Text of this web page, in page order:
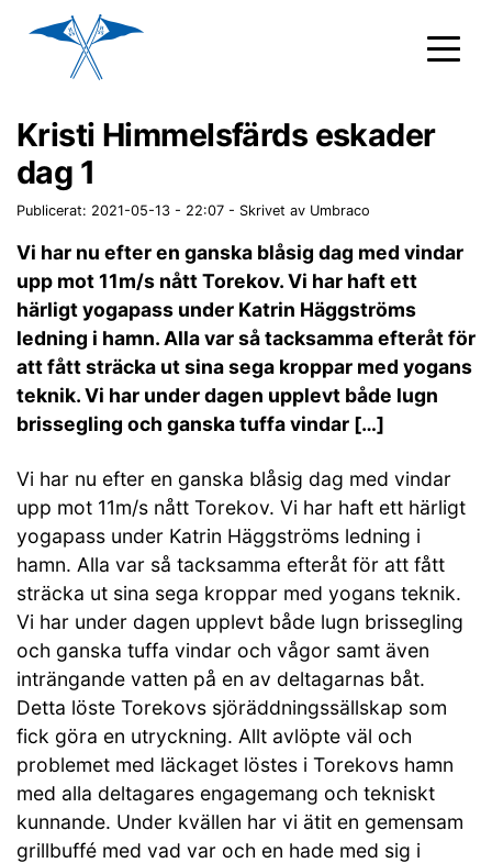
Kristi Himmelsfärds eskader
dag 1
Publicerat: 2021-05-13 - 22:07 - Skrivet av Umbraco
Vi har nu efter en ganska blåsig dag med vindar
upp mot 11m/s nått Torekov. Vi har haft ett
härligt yogapass under Katrin Häggströms
ledning i hamn. Alla var så tacksamma efteråt för
att fått sträcka ut sina sega kroppar med yogans
teknik. Vi har under dagen upplevt både lugn
brissegling och ganska tuffa vindar […]
Vi har nu efter en ganska blåsig dag med vindar
upp mot 11m/s nått Torekov. Vi har haft ett härligt
yogapass under Katrin Häggströms ledning i
hamn. Alla var så tacksamma efteråt för att fått
sträcka ut sina sega kroppar med yogans teknik.
Vi har under dagen upplevt både lugn brissegling
och ganska tuffa vindar och vågor samt även
inträngande vatten på en av deltagarnas båt.
Detta löste Torekovs sjöräddningssällskap som
fick göra en utryckning. Allt avlöpte väl och
problemet med läckaget löstes i Torekovs hamn
med alla deltagares engagemang och tekniskt
kunnande. Under kvällen har vi ätit en gemensam
grillbuffé med vad var och en hade med sig i